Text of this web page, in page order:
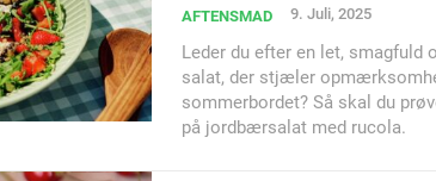
AFTENSMAD 9. Juli, 2025
Leder du efter en let, smagfuld
salat, der stjæler
sommerbordet? Så skal du
på jordbærsalat med rucola.